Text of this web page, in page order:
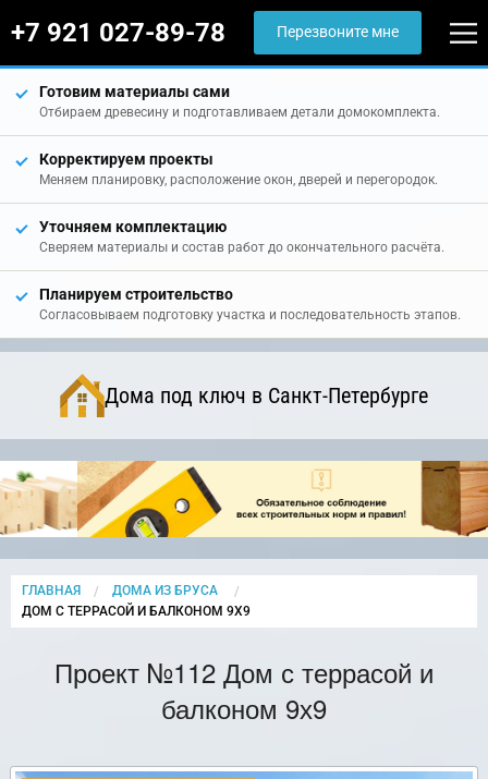
+7 921 027-89-78 Перезвоните мне
Готовим материалы сами
Отбираем древесину и подготавливаем детали домокомплекта.
Корректируем проекты
Меняем планировку, расположение окон, дверей и перегородок.
Уточняем комплектацию
Сверяем материалы и состав работ до окончательного расчёта.
Планируем строительство
Согласовываем подготовку участка и последовательность этапов.
Дома под ключ в Санкт-Петербурге
ГЛАВНАЯ
ДОМА ИЗ БРУСА
CURRENT:
ДОМ С ТЕРРАСОЙ И БАЛКОНОМ 9Х9
Проект №112 Дом с террасой и
балконом 9х9